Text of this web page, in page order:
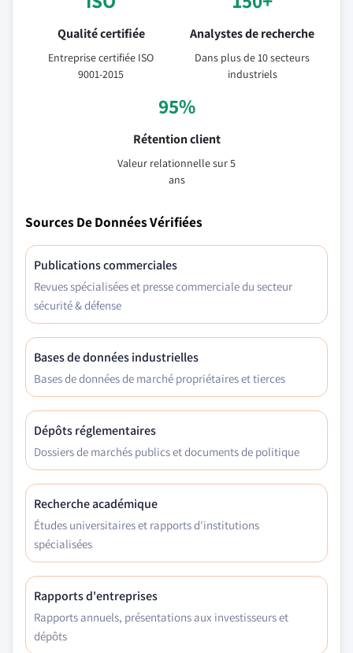
Qualité certifiée
Entreprise certifiée ISO
9001-2015
Analystes de recherche
Dans plus de 10 secteurs
industriels
95%
Rétention client
Valeur relationnelle sur 5
ans
Sources De Données Vérifiées
Publications commerciales
Revues spécialisées et presse commerciale du secteur
sécurité & défense
Bases de données industrielles
Bases de données de marché propriétaires et tierces
Dépôts réglementaires
Dossiers de marchés publics et documents de politique
Recherche académique
Études universitaires et rapports d'institutions
spécialisées
Rapports d'entreprises
Rapports annuels, présentations aux investisseurs et
dépôts